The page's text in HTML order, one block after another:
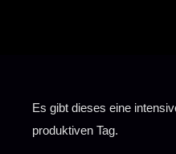
Es gibt dieses eine
produktiven Tag.